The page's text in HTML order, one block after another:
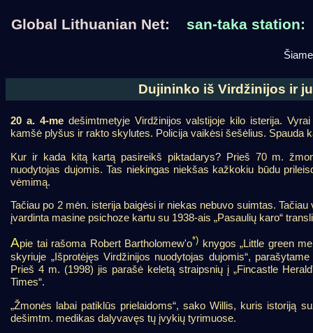
Global Lithuanian Net: san-taka station:
Dujininko iš Virdžinijos ir
20 a. 4-me dešimtmetyje Virdžinijos valstijoje kilo isterija.
kamšė plyšus ir rakto skylutes. Policija vaikėsi šešėlius. Spauda
Kur ir kada kitą kartą pasireikš piktadarys? Prieš 70 m.
nuodytojas dujomis. Tas niekingas niekšas kažkokiu būdu
vėmimą.
Tačiau po 2 mėn. isterija baigėsi ir niekas nebuvo suimtas.
įvardinta masine psichoze kartu su 1938-ais „Pasaulių karo“
Apie tai rašoma Robert Bartholomew'o*) knygos „Little green
skyriuje „Išprotėjęs Virdžinijos nuodytojas dujomis“,
Prieš 4 m. (1998) jis parašė keletą straipsnių į „Fincastle
Times“.
„Žmonės labai patiklūs prielaidoms“, sako Willis, kuris istoriją
dešimtm. medikas dalyvavęs tų įvykių tyrimuose.